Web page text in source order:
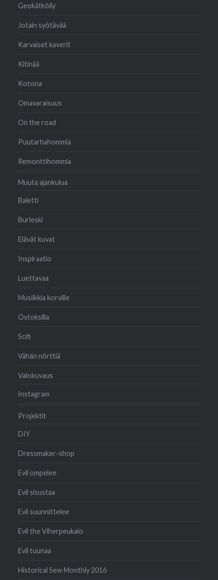
Geokätköily
Jotain syötävää
Karvaiset kaverit
Kitinää
Kotona
Omavaraisuus
On the road
Puutarhahommia
Remonttihommia
Muuta ajankulua
Baletti
Burleski
Elävät kuvat
Inspiraatio
Luettavaa
Musiikkia korville
Ostoksilla
Scifi
Vähän nörttiä
Valokuvaus
Instagram
Projektit
DIY
Dressmaker-shop
Evil ompelee
Evil sisustaa
Evil suunnittelee
Evil the Viherpeukalo
Evil tuunaa
Historical Sew Monthly 2016